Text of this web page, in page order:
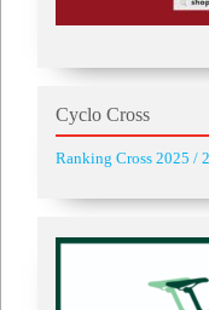
Cyclo Cross
Ranking Cross 2025 /